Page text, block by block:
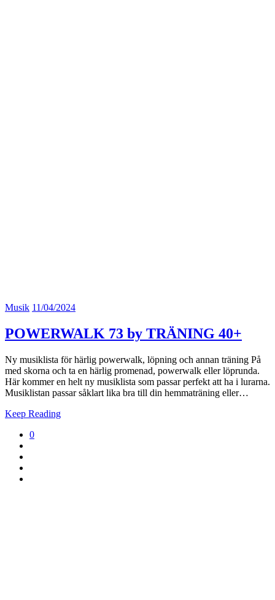
Musik 11/04/2024
POWERWALK 73 by TRÄNING 40+
Ny musiklista för härlig powerwalk, löpning och annan träning På
med skorna och ta en härlig promenad, powerwalk eller löprunda.
Här kommer en helt ny musiklista som passar perfekt att ha i lurarna.
Musiklistan passar såklart lika bra till din hemmaträning eller…
Keep Reading
0